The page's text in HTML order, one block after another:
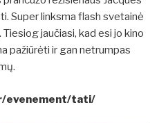
Super linksma flash svetainė
jaučiasi, kad esi jo kino
pažiūrėti ir gan netrumpas
evenement/tati/